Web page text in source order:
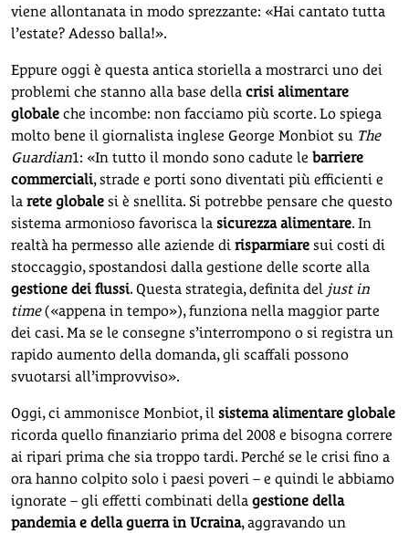
viene allontanata in modo sprezzante: «Hai cantato tutta
l’estate? Adesso balla!».
Eppure oggi è questa antica storiella a mostrarci uno dei
problemi che stanno alla base della crisi alimentare
globale che incombe: non facciamo più scorte. Lo spiega
molto bene il giornalista inglese George Monbiot su The
Guardian1: «In tutto il mondo sono cadute le barriere
commerciali, strade e porti sono diventati più efficienti e
la rete globale si è snellita. Si potrebbe pensare che questo
sistema armonioso favorisca la sicurezza alimentare. In
realtà ha permesso alle aziende di risparmiare sui costi di
stoccaggio, spostandosi dalla gestione delle scorte alla
gestione dei flussi. Questa strategia, definita del just in
time(«appena in tempo»), funziona nella maggior parte
dei casi. Ma se le consegne s’interrompono o si registra un
rapido aumento della domanda, gli scaffali possono
svuotarsi all’improvviso».
Oggi, ci ammonisce Monbiot, il sistema alimentare globale
ricorda quello finanziario prima del 2008 e bisogna correre
ai ripari prima che sia troppo tardi. Perché se le crisi fino a
ora hanno colpito solo i paesi poveri – e quindi le abbiamo
ignorate – gli effetti combinati della gestione della
pandemia e della guerra in Ucraina, aggravando un